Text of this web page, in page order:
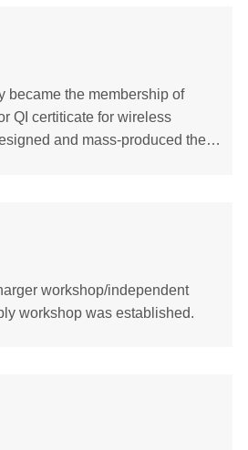
became the membership of
QI certiticate for wireless
workshop/independent
workshop was established.